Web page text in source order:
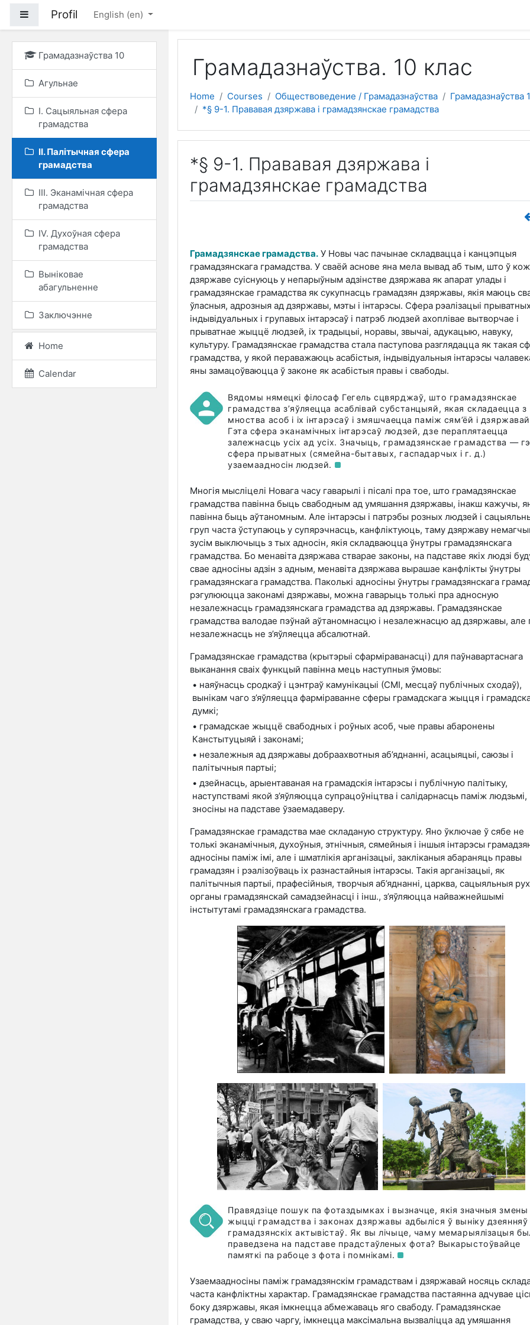
Side panel
Profil English ‎(en)‎
Грамадазнаўства 10
Агульнае
I. Сацыяльная сфера
грамадства
II. Палітычная сфера
грамадства
III. Эканамічная сфера
грамадства
IV. Духоўная сфера
грамадства
Выніковае
абагульненне
Заключэнне
Home
Calendar
Грамадазнаўства. 10 клас
Home Courses Обществоведение / Грамадазнаўства
Грамадазнаўства
*§ 9-1. Прававая дзяржава і грамадзянскае грамадства
*§ 9-1. Прававая дзяржава і
грамадзянскае грамадства
Грамадзянскае грамадства. У Новы час пачынае складвацца і канцэпцыя
грамадзянскага грамадства. У сваёй аснове яна мела вывад аб тым, што ў
дзяржаве суіснуюць у непарыўным адзінстве дзяржава як апарат улады і
грамадзянскае грамадства як сукупнасць грамадзян дзяржавы, якія маюць
ўласныя, адрозныя ад дзяржавы, мэты і інтарэсы. Сфера рэалізацыі
індывідуальных і групавых інтарэсаў і патрэб людзей ахоплівае вытворчае і
прыватнае жыццё людзей, іх традыцыі, норавы, звычаі, адукацыю, навуку,
культуру. Грамадзянскае грамадства стала паступова разглядацца як такая
грамадства, у якой пераважаюць асабістыя, індывідуальныя інтарэсы
яны замацоўваюцца ў законе як асабістыя правы і свабоды.
Вядомы нямецкі філосаф Гегель сцвярджаў, што грамадзянскае
грамадства з’яўляецца асаблівай субстанцыяй, якая складаецца з
мноства асоб і іх інтарэсаў і змяшчаецца паміж сям’ёй і
Гэта сфера эканамічных інтарэсаў людзей, дзе пераплятаецца
залежнасць усіх ад усіх. Значыць, грамадзянскае грамадства —
сфера прыватных (сямейна-бытавых, гаспадарчых і г. д.)
узаемаадносін людзей.
Многія мысліцелі Новага часу гаварылі і пісалі пра тое, што грамадзянскае
грамадства павінна быць свабодным ад умяшання дзяржавы, інакш кажучы,
павінна быць аўтаномным. Але інтарэсы і патрэбы розных людзей і
груп часта ўступаюць у супярэчнасць, канфліктуюць, таму дзяржаву
зусім выключыць з тых адносін, якія складваюцца ўнутры грамадзянскага
грамадства. Бо менавіта дзяржава стварае законы, на падставе якіх людзі
свае адносіны адзін з адным, менавіта дзяржава вырашае канфлікты ўнутры
грамадзянскага грамадства. Паколькі адносіны ўнутры грамадзянскага
рэгулююцца законамі дзяржавы, можна гаварыць толькі пра адносную
незалежнасць грамадзянскага грамадства ад дзяржавы. Грамадзянскае
грамадства валодае пэўнай аўтаномнасцю і незалежнасцю ад дзяржавы, але
незалежнасць не з’яўляецца абсалютнай.
Грамадзянскае грамадства (крытэрыі сфарміраванасці) для паўнавартаснага
выканання сваіх функцый павінна мець наступныя ўмовы:
• наяўнасць сродкаў і цэнтраў камунікацыі (СМІ, месцаў публічных сходаў),
вынікам чаго з’яўляецца фарміраванне сферы грамадскага жыцця і
думкі;
• грамадскае жыццё свабодных і роўных асоб, чые правы абаронены
Канстытуцыяй і законамі;
• незалежныя ад дзяржавы добраахвотныя аб’яднанні, асацыяцыі, саюзы і
палітычныя партыі;
• дзейнасць, арыентаваная на грамадскія інтарэсы і публічную палітыку,
наступствамі якой з’яўляюцца супрацоўніцтва і салідарнасць паміж людзьмі,
зносіны на падставе ўзаемадаверу.
Грамадзянскае грамадства мае складаную структуру. Яно ўключае ў сябе не
толькі эканамічныя, духоўныя, этнічныя, сямейныя і іншыя інтарэсы
адносіны паміж імі, але і шматлікія арганізацыі, закліканыя абараняць правы
грамадзян і рэалізоўваць іх разнастайныя інтарэсы. Такія арганізацыі, як
палітычныя партыі, прафесійныя, творчыя аб’яднанні, царква, сацыяльныя
органы грамадзянскай самадзейнасці і інш., з’яўляюцца найважнейшымі
інстытутамі грамадзянскага грамадства.
Правядзіце пошук па фотаздымках і вызначце, якія значныя змены
жыцці грамадства і законах дзяржавы адбыліся ў выніку дзеянняў
грамадзянскіх актывістаў. Як вы лічыце, чаму мемарыялізацыя
праведзена на падставе прадстаўленых фота? Выкарыстоўвайце
памяткі па рабоце з фота і помнікамі.
Узаемаадносіны паміж грамадзянскім грамадствам і дзяржавай носяць
часта канфліктны характар. Грамадзянскае грамадства пастаянна адчувае
боку дзяржавы, якая імкнецца абмежаваць яго свабоду. Грамадзянскае
грамадства, у сваю чаргу, імкнецца максімальна вызваліцца ад умяшання